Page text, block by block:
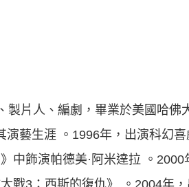
片人、編劇，畢業於美國哈佛
演藝生涯 。1996年，出演科幻喜
中飾演帕德美·阿米達拉 。2000
戰3：西斯的復仇》 。2004年